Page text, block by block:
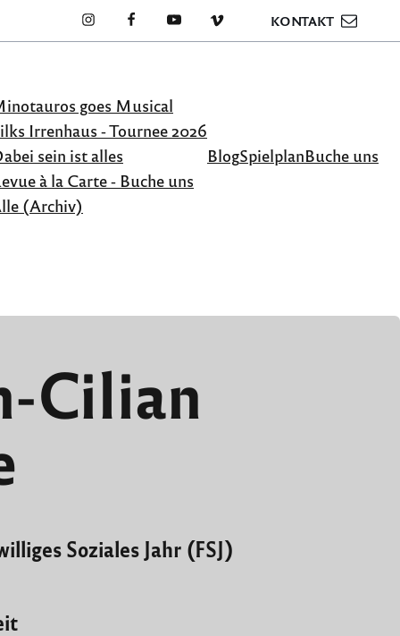
KONTAKT
goes Musical
Irrenhaus - Tournee 2026
sein ist alles
à la Carte - Buche uns
(Archiv)
BlogSpielplanBuche uns
Cilian
Soziales Jahr (FSJ)